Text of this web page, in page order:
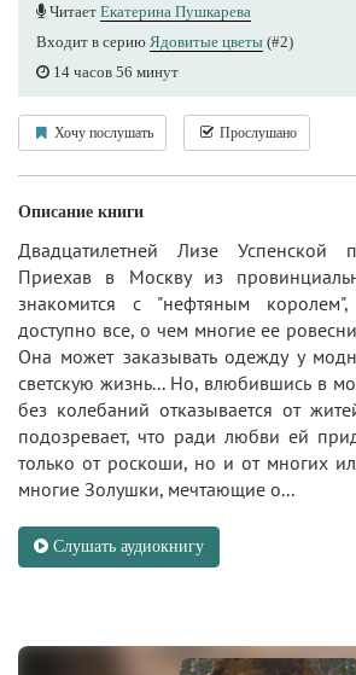
Читает Екатерина Пушкарева
Входит в серию Ядовитые цветы (#2)
14 часов 56 минут
Хочу послушать Прослушано
Описание книги
Двадцатилетней Лизе Успенской
Приехав в Москву из
знакомится с "нефтяным
доступно все, о чем многие ее
Она может заказывать одежду у
светскую жизнь... Но, влюбившись в
без колебаний отказывается от
подозревает, что ради любви ей
только от роскоши, но и от многих
многие Золушки, мечтающие о...
Слушать аудиокнигу